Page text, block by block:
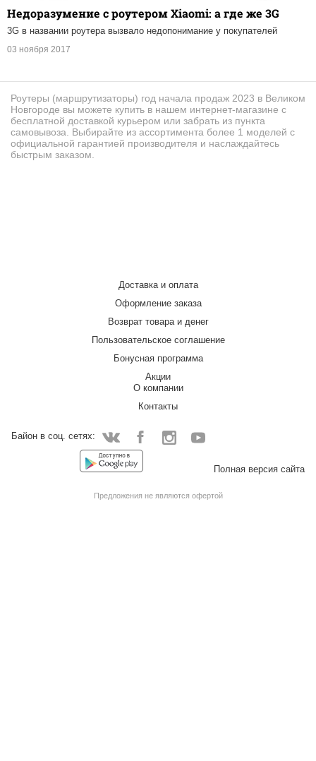
Недоразумение с роутером Xiaomi: а где же 3G
3G в названии роутера вызвало недопонимание у покупателей
03 ноября 2017
Роутеры (маршрутизаторы) год начала продаж 2023 в Великом
Новгороде вы можете купить в нашем интернет-магазине с
бесплатной доставкой курьером или забрать из пункта
самовывоза. Выбирайте из ассортимента более 1 моделей с
официальной гарантией производителя и наслаждайтесь
быстрым заказом.
Доставка и оплата
Оформление заказа
Возврат товара и денег
Пользовательское соглашение
Бонусная программа
Акции
О компании
Контакты
Байон в соц. сетях:
VkontakteFacebook
Полная версия сайта
Предложения не являются офертой